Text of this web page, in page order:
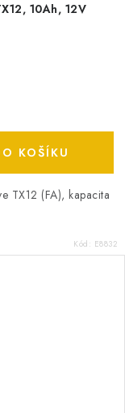
10Ah, 12V
KOŠÍKU
TX12 (FA), kapacita
Kód: E8832